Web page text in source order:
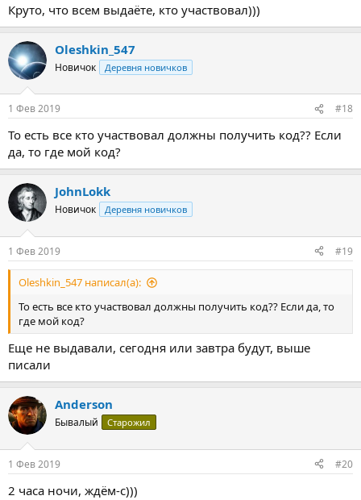
Круто, что всем выдаёте, кто участвовал)))
Oleshkin_547
Новичок Деревня новичков
1 Фев 2019 #18
То есть все кто участвовал должны получить код?? Если
да, то где мой код?
JohnLokk
Новичок Деревня новичков
1 Фев 2019 #19
Oleshkin_547 написал(а):
То есть все кто участвовал должны получить код?? Если да, то
где мой код?
Еще не выдавали, сегодня или завтра будут, выше
писали
Anderson
Бывалый Старожил
1 Фев 2019 #20
2 часа ночи, ждём-с)))